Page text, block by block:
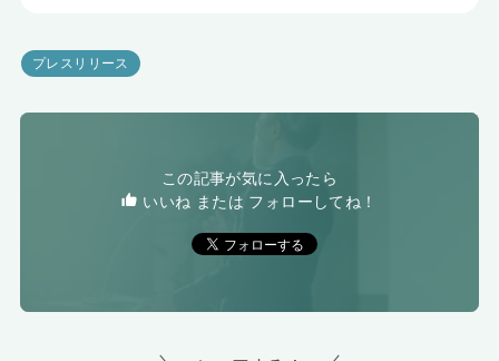
プレスリリース
この記事が気に入ったら
いいね または フォローしてね！